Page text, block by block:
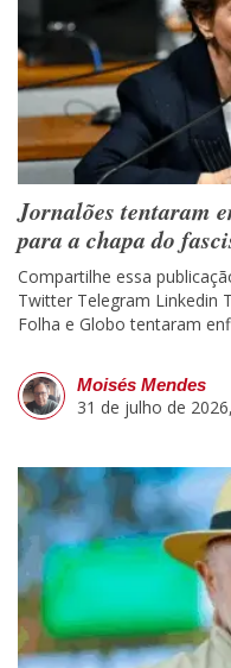
Jornalões tentaram
para a chapa do
Compartilhe essa
Twitter Telegram Linkedin
Folha e Globo tentaram
Moisés Mendes
31 de julho de